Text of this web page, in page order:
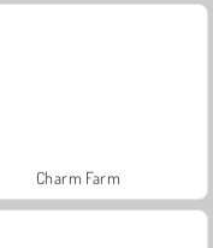
Charm Farm